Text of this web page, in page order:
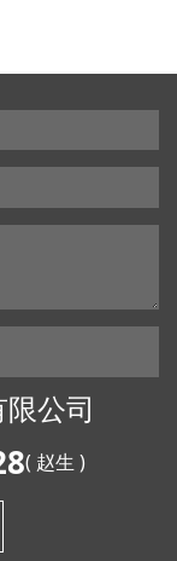
公司
( 赵生 )